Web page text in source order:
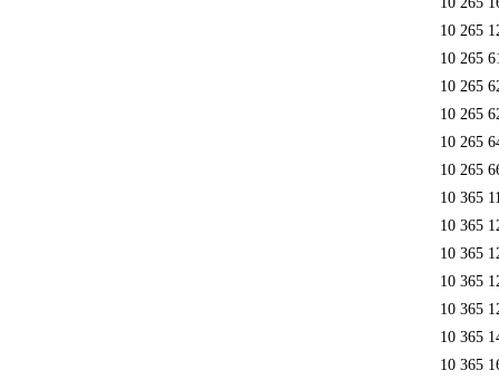
10 265
10 265
10 265
10 265
10 265
10 265
10 365
10 365
10 365
10 365
10 365
10 365
10 365